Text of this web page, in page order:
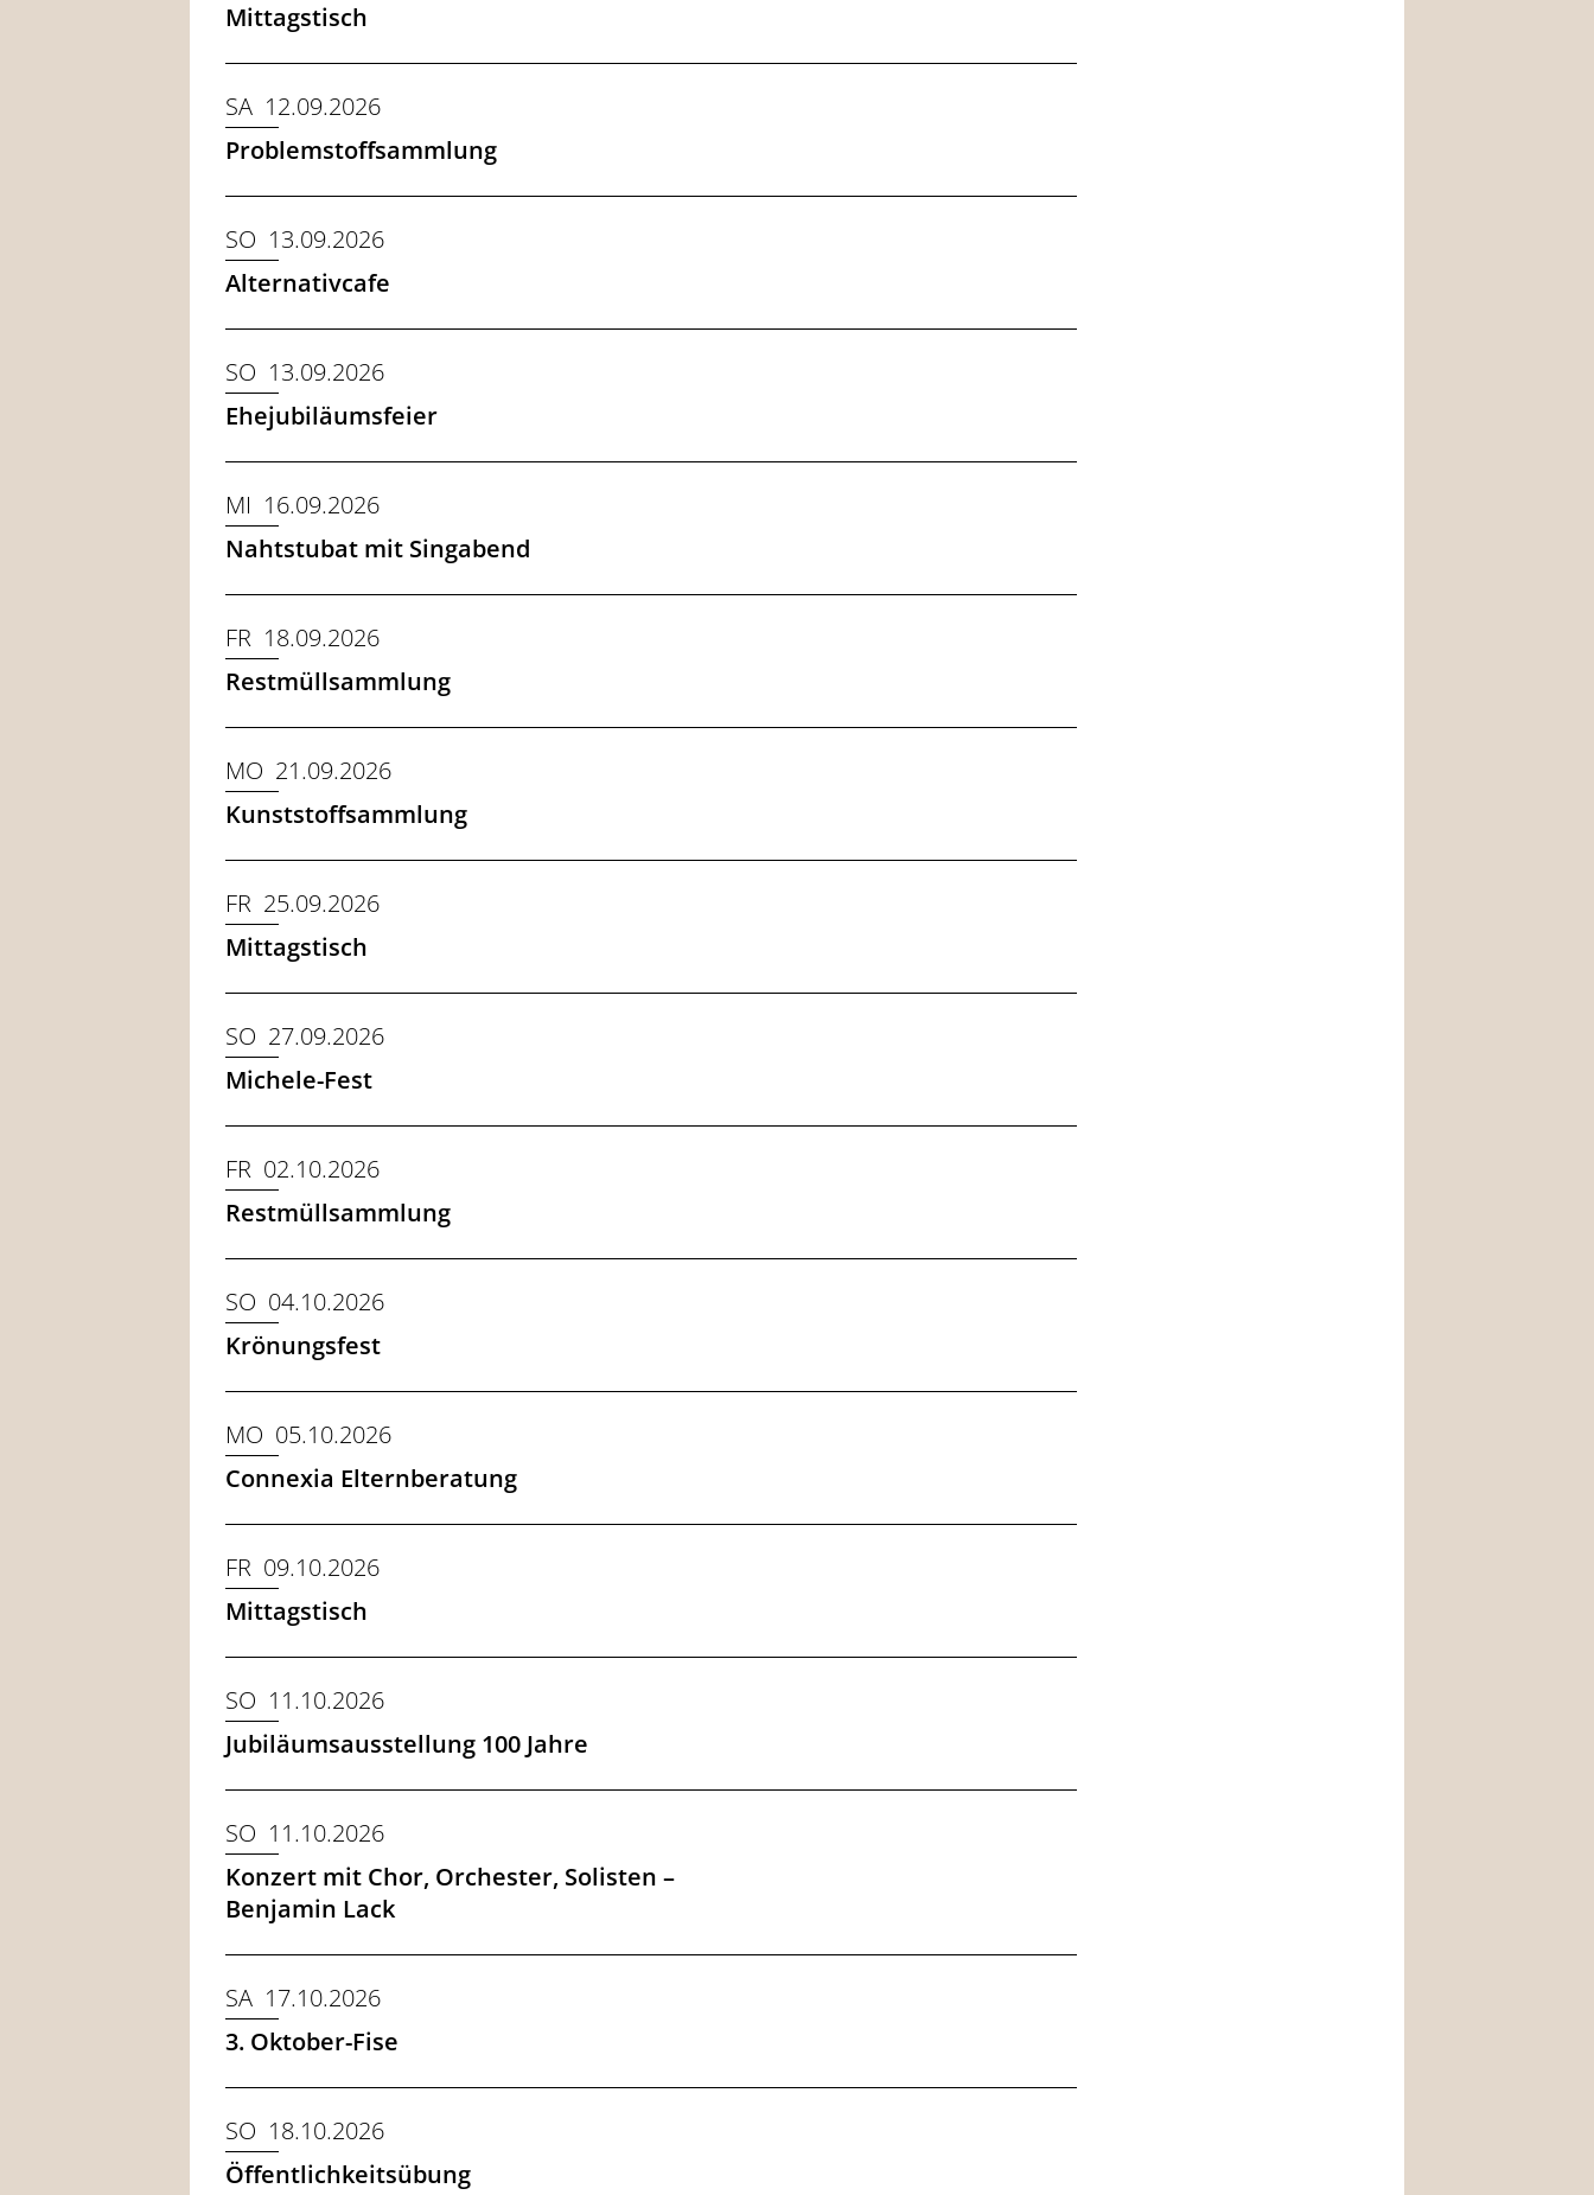
Mittagstisch
SA 12.09.2026
Problemstoffsammlung
SO 13.09.2026
Alternativcafe
SO 13.09.2026
Ehejubiläumsfeier
MI 16.09.2026
Nahtstubat mit Singabend
FR 18.09.2026
Restmüllsammlung
MO 21.09.2026
Kunststoffsammlung
FR 25.09.2026
Mittagstisch
SO 27.09.2026
Michele-Fest
FR 02.10.2026
Restmüllsammlung
SO 04.10.2026
Krönungsfest
MO 05.10.2026
Connexia Elternberatung
FR 09.10.2026
Mittagstisch
SO 11.10.2026
Jubiläumsausstellung 100 Jahre
SO 11.10.2026
Konzert mit Chor, Orchester, Solisten –
Benjamin Lack
SA 17.10.2026
3. Oktober-Fise
SO 18.10.2026
Öffentlichkeitsübung